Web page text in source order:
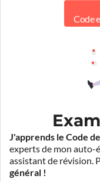
Code
J'apprends le Code
experts de mon auto-
assistant de révision.
général !